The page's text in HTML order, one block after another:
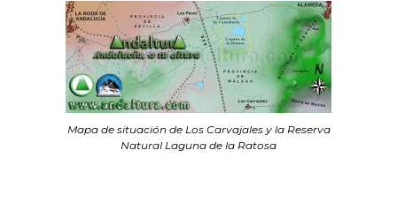
Mapa de situación de Los Carvajales y la Reserva
Natural Laguna de la Ratosa